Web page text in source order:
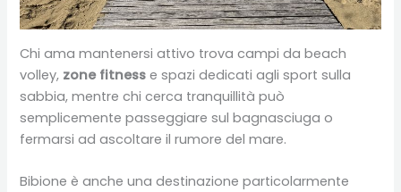
Chi ama mantenersi attivo trova campi da beach
volley, zone fitness e spazi dedicati agli sport sulla
sabbia, mentre chi cerca tranquillità può
semplicemente passeggiare sul bagnasciuga o
fermarsi ad ascoltare il rumore del mare.
Bibione è anche una destinazione particolarmente